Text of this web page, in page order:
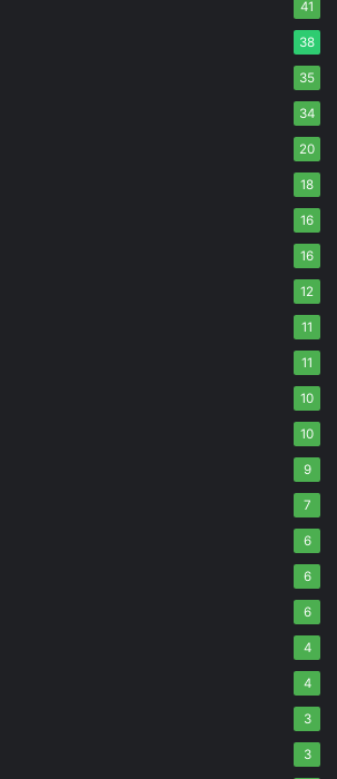
41
38
35
34
20
18
16
16
12
11
11
10
10
9
7
6
6
6
4
4
3
3